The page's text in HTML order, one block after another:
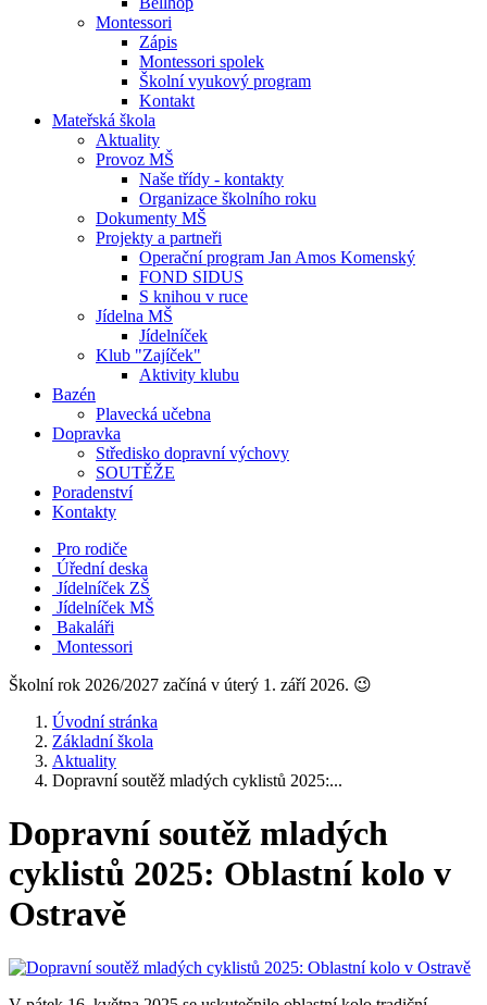
Montessori
Zápis
Montessori spolek
Školní vyukový program
Kontakt
Mateřská škola
Aktuality
Provoz MŠ
Naše třídy - kontakty
Organizace školního roku
Dokumenty MŠ
Projekty a partneři
Operační program Jan Amos Komenský
FOND SIDUS
S knihou v ruce
Jídelna MŠ
Jídelníček
Klub "Zajíček"
Aktivity klubu
Bazén
Plavecká učebna
Dopravka
Středisko dopravní výchovy
SOUTĚŽE
Poradenství
Kontakty
Pro rodiče
Úřední deska
Jídelníček ZŠ
Jídelníček MŠ
Bakaláři
Montessori
Školní rok 2026/2027 začíná v úterý 1. září 2026. 😉
Úvodní stránka
Základní škola
Aktuality
Dopravní soutěž mladých cyklistů 2025:...
Dopravní soutěž mladých
cyklistů 2025: Oblastní kolo v
Ostravě